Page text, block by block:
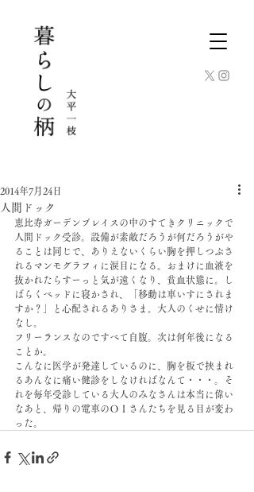
人間ドック
2014年7月24日
恵比寿ガーデンプレイスの中のすてきクリニックで
人間ドック受診。設備が素敵だろうが何だろうがや
ることは同じで、ありえないくらい胸を押しつぶさ
れるマンモグラフィに涙目になる。おまけに血液を
抜かれたらすーっと気が遠くなり、貧血状態に。し
ばらくベッドに寝かされ、「移動は車いすにされま
すか？」と心配されるありさま。大人のくせに情け
なし。
フリーランスなのですべて自腹。次は何年後になる
ことか。
こんなに医学が発達しているのに、胸を板で挟まれ
るあんなに痛い健診をしなければなんて・・・。そ
れを毎年受診している大人のみなさんは本当に偉い
なあと、帰りの電車のＯｌさんたちを見る目が変わ
った。